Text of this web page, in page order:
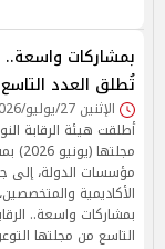
بمشاركات واسعة..
تُطلق العدد
الإثنين 27/يوليو/2026 - 12:10 م
أطلقت هيئة الرقابة
مؤسسات الدولة، إلى
الأكاديمية
بمشاركات واسعة..
التاسع من مجلتها